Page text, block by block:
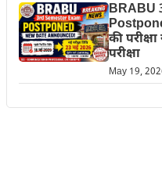
BRABU
की
परीक्षा
May 19,